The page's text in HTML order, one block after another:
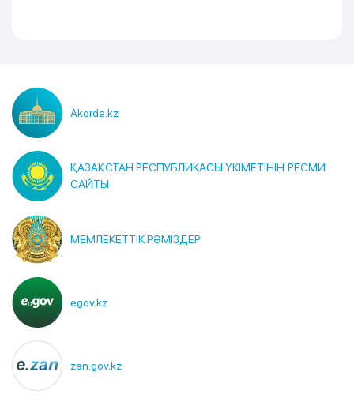
Akorda.kz
ҚАЗАҚСТАН РЕСПУБЛИКАСЫ ҮКІМЕТІНІҢ РЕСМИ
САЙТЫ
МЕМЛЕКЕТТІК РӘМІЗДЕР
egov.kz
zan.gov.kz